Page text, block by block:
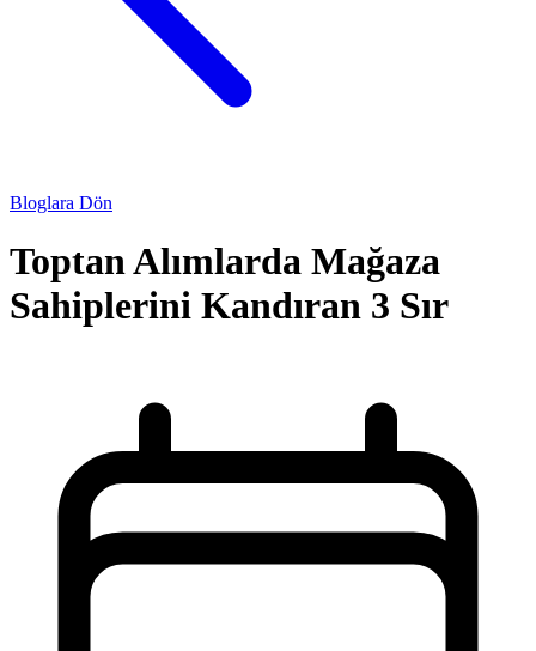
Bloglara Dön
Toptan Alımlarda Mağaza
Sahiplerini Kandıran 3 Sır